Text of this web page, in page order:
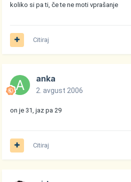
koliko si pa ti, če te ne moti vprašanje
Citiraj
anka
2. avgust 2006
on je 31, jaz pa 29
Citiraj